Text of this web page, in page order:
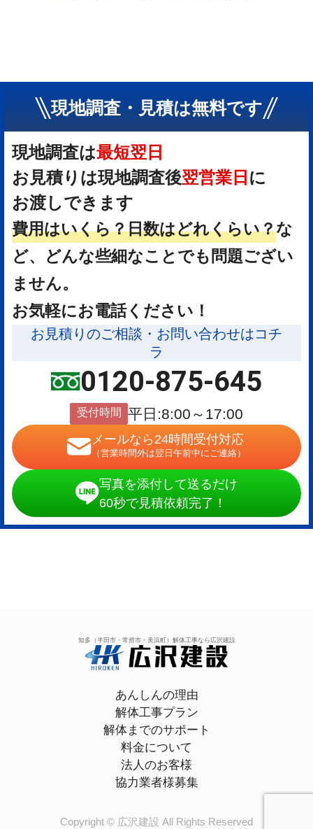
現地調査・見積は無料です
現地調査は最短翌日
お見積りは現地調査後翌営業日 に
お渡しできます
費用はいくら？日数はどれくらい？な
ど、どんな些細なことでも問題ござい
ません。
お気軽にお電話ください！
お見積りのご相談・お問い合わせはコチ
ラ
0120-875-645
受付時間 平日:8:00～17:00
メールなら24時間受付対応
（営業時間外は翌日午前中にご連絡）
写真を添付して送るだけ
60秒で見積依頼完了！
知多（半田市・常滑市・美浜町）解体工事なら広沢建設
あんしんの理由
解体工事プラン
解体までのサポート
料金について
法人のお客様
協力業者様募集
Copyright © 広沢建設 All Rights Reserved